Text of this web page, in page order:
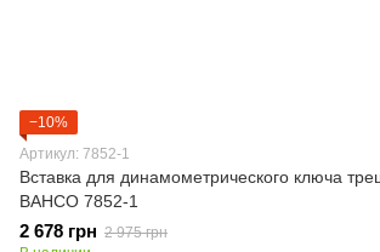
−10%
Артикул: 7852-1
Вставка для динамометрического ключа
BAHCO 7852-1
2 678 грн 2 975 грн